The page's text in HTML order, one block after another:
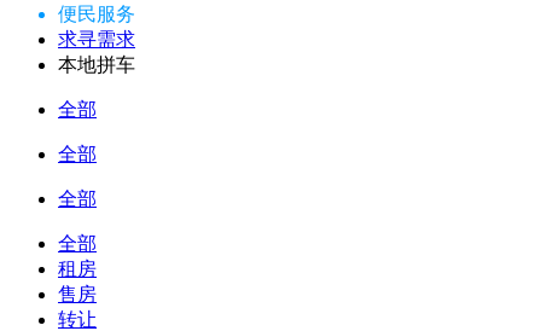
便民服务
求寻需求
本地拼车
全部
全部
全部
全部
租房
售房
转让